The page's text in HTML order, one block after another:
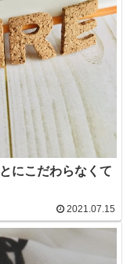
にこだわらなくて
2021.07.15